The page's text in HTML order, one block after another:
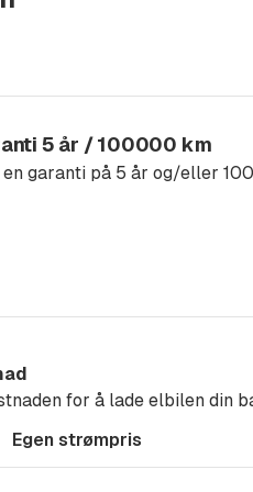
innvendig speil
foran og bak
Filskiftesystem og
KR 20 000,-
kr 20 000,- i innbytte for
5 år / 100000 km
en garanti på 5 år og/eller
for å lade elbilen din
Egen strømpris